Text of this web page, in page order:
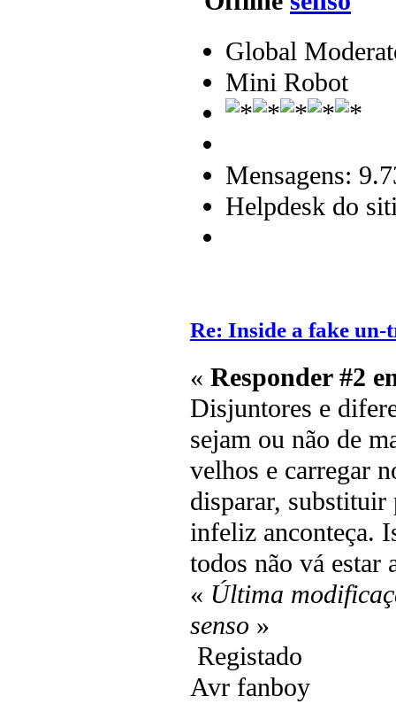
Global
Mini Robot
Mensagens:
Helpdesk do
Re: Inside a fake
« Responder #2
Disjuntores e
sejam ou não de
velhos e carregar
disparar, substituir
infeliz anconteça.
todos não vá estar
« Última
senso »
Registado
Avr fanboy